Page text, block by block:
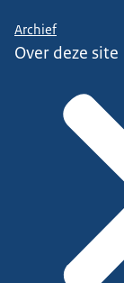
Archief
Over deze site